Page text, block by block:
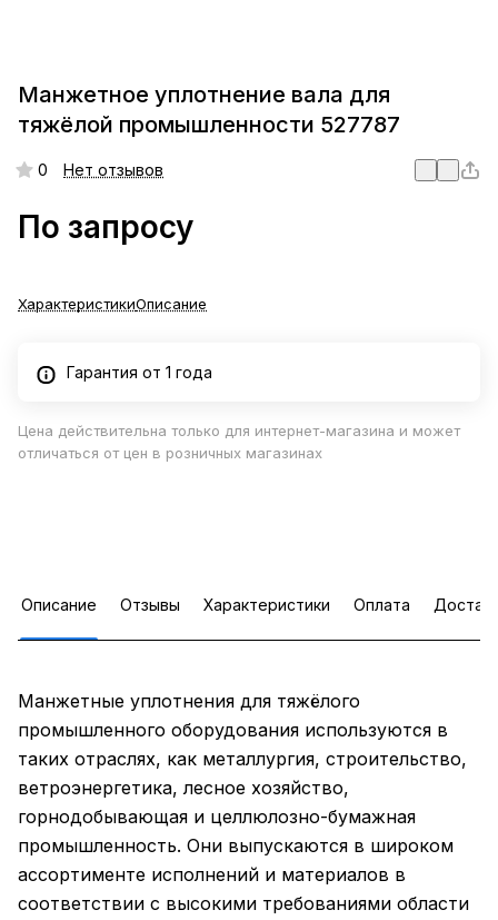
Манжетное уплотнение вала для
тяжёлой промышленности 527787
0 Нет отзывов
По запросу
ХарактеристикиОписание
Гарантия от 1 года
Цена действительна только для интернет-магазина и может
отличаться от цен в розничных магазинах
Описание Отзывы Характеристики Оплата
Манжетные уплотнения для тяжёлого
промышленного оборудования используются в
таких отраслях, как металлургия, строительство,
ветроэнергетика, лесное хозяйство,
горнодобывающая и целлюлозно-бумажная
промышленность. Они выпускаются в широком
ассортименте исполнений и материалов в
соответствии с высокими требованиями области